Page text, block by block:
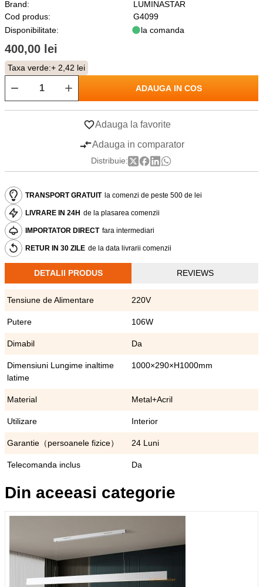
Brand:
LUMINASTAR
Cod produs:
G4099
Disponibilitate:
la comanda
400,00 lei
Taxa verde:+ 2,42 lei
ADAUGA IN COS
Adauga la favorite
Adauga in comparator
Distribuie:
TRANSPORT GRATUIT la comenzi de peste 500 de lei
LIVRARE IN 24H de la plasarea comenzii
IMPORTATOR DIRECT fara intermediari
RETUR IN 30 ZILE de la data livrarii comenzii
DETALII PRODUS REVIEWS
Tensiune de Alimentare 220V
Putere 106W
Dimabil Da
Dimensiuni Lungime inaltime
latime
1000×290×H1000mm
Material Metal+Acril
Utilizare Interior
Garantie（persoanele fizice） 24 Luni
Telecomanda inclus Da
Din aceeasi categorie